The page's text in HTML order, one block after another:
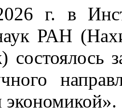
г. в
РАН
состоялось
экономикой».